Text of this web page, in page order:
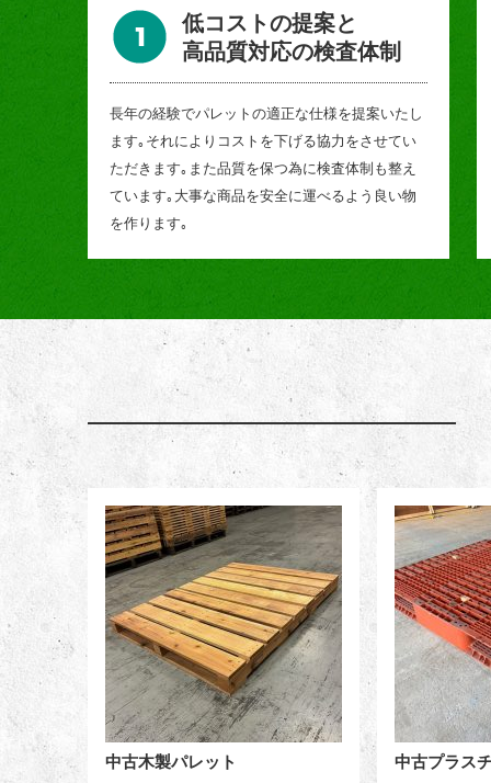
低コストの提案と
高品質対応の検査体制
長年の経験でパレットの適正な仕様を提案いたし
ます｡それによりコストを下げる協力をさせてい
ただきます｡また品質を保つ為に検査体制も整え
ています｡大事な商品を安全に運べるよう良い物
を作ります｡
中古木製パレット 中古プラス